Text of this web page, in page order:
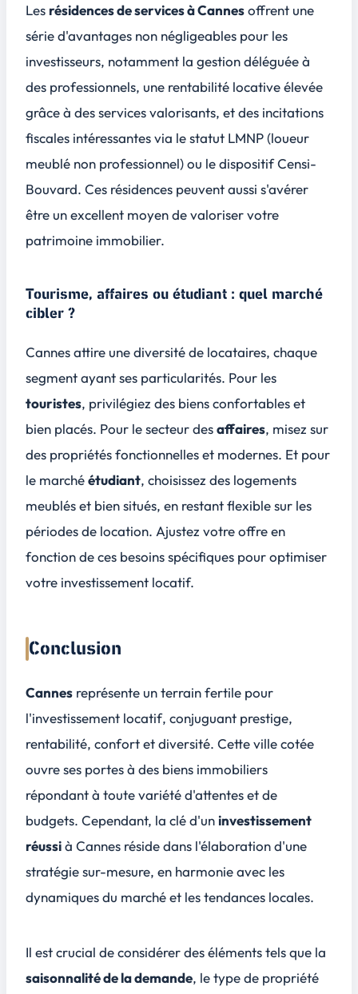
Les résidences de services à Cannesoffrent une
série d'avantages non négligeables pour les
investisseurs, notamment la gestion déléguée à
des professionnels, une rentabilité locative élevée
grâce à des services valorisants, et des incitations
fiscales intéressantes via le statut LMNP (loueur
meublé non professionnel) ou le dispositif Censi-
Bouvard. Ces résidences peuvent aussi s'avérer
être un excellent moyen de valoriser votre
patrimoine immobilier.
Tourisme, affaires ou étudiant : quel marché
cibler ?
Cannes attire une diversité de locataires, chaque
segment ayant ses particularités. Pour les
touristes, privilégiez des biens confortables et
bien placés. Pour le secteur desaffaires, misez sur
des propriétés fonctionnelles et modernes. Et pour
le marchéétudiant, choisissez des logements
meublés et bien situés, en restant flexible sur les
périodes de location. Ajustez votre offre en
fonction de ces besoins spécifiques pour optimiser
votre investissement locatif.
Conclusion
Cannes représente un terrain fertile pour
l'investissement locatif, conjuguant prestige,
rentabilité, confort et diversité. Cette ville cotée
ouvre ses portes à des biens immobiliers
répondant à toute variété d'attentes et de
budgets. Cependant, la clé d'uninvestissement
réussià Cannes réside dans l'élaboration d'une
stratégie sur-mesure, en harmonie avec les
dynamiques du marché et les tendances locales.
Il est crucial de considérer des éléments tels que la
saisonnalité de la demande, le type de propriété